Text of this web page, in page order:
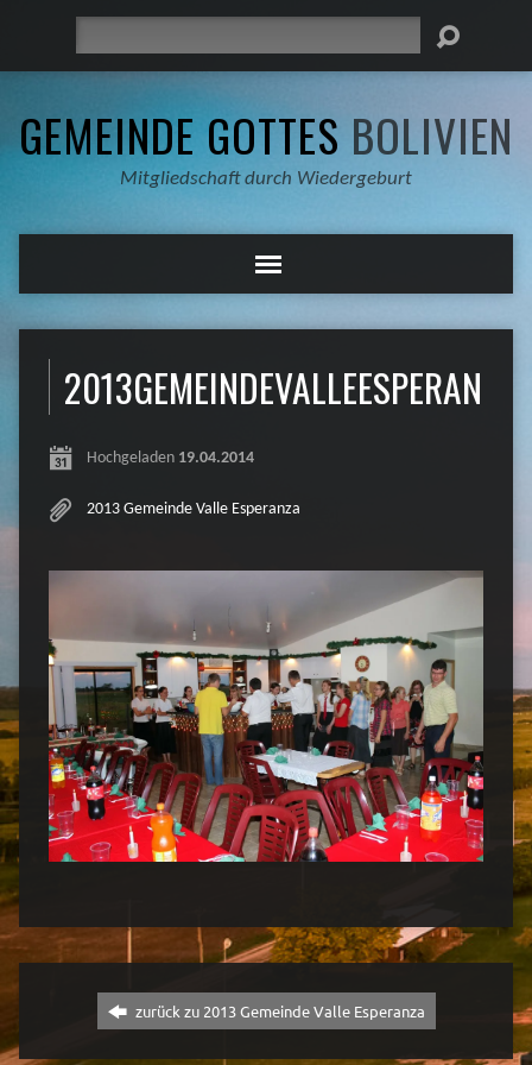
GEMEINDE GOTTES BOLIVIEN
Mitgliedschaft durch Wiedergeburt
Hochgeladen 19.04.2014
2013 Gemeinde Valle Esperanza
zurück zu 2013 Gemeinde Valle Esperanza